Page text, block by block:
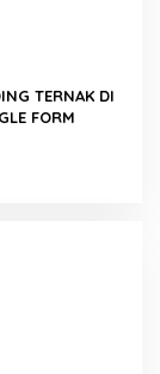
TERNAK DI
FORM